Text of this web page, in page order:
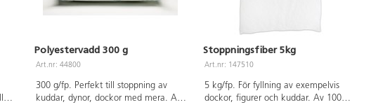
Polyestervadd 300 g
Art.nr: 44800
300 g/fp. Perfekt till stoppning av
kuddar, dynor, dockor med mera. Av
Stoppningsfiber 5kg
Art.nr: 147510
5 kg/fp. För fyllning av exempelvis
dockor, figurer och kuddar. Av 100%